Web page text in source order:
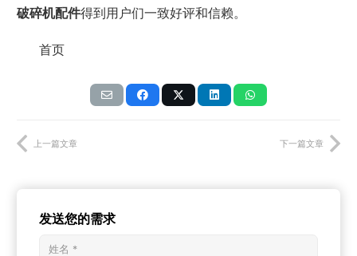
破碎机配件得到用户们一致好评和信赖。
首页
上一篇文章 下一篇文章
发送您的需求